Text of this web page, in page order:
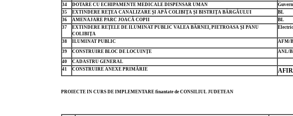
34
DOTARE CU ECHIPAMENTE MEDICALE DISPENSAR UMAN
35
EXTINDERE REȚEA CANALIZARE ȘI APĂ COLIBIȚA ȘI BISTRIȚA BÂRGĂULUI BL
36
AMENAJARE PARC JOACĂ COPII BL
37
EXTINDERE REȚELE DE ILUMINAT PUBLIC VALEA BÂRNEI, PIETROASA ȘI PANU
COLIBIȚA
38 ILUMINAT PUBLIC AFM/
39
CONSTRUIRE BLOC DE LOCUINȚE ANL/
40
CADASTRU GENERAL
41
CONSTRUIRE ANEXE PRIMĂRIE
PROIECTE IN CURS DE IMPLEMENTARE finantate de CONSILIUL JUDETEAN